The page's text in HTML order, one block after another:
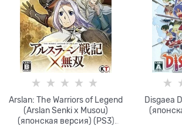
Arslan: The Warriors of Legend
(Arslan Senki x Musou)
(японская версия) (PS3)
Disgaea